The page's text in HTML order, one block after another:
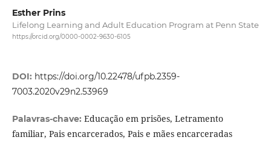
Esther Prins
Lifelong Learning and Adult Education Program at Penn State
https://orcid.org/0000-0002-9630-6105
DOI: https://doi.org/10.22478/ufpb.2359-
7003.2020v29n2.53969
Palavras-chave: Educação em prisões, Letramento
familiar, Pais encarcerados, Pais e mães encarceradas